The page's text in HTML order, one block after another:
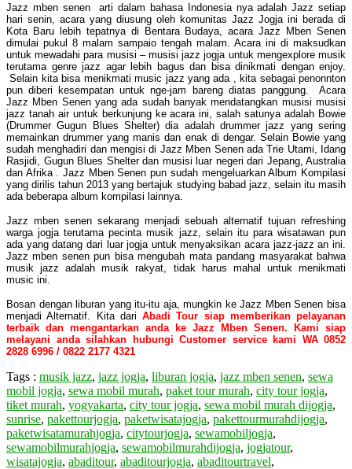
Jazz mben senen arti dalam bahasa Indonesia nya adalah Jazz setiap
hari senin, acara yang diusung oleh komunitas Jazz Jogja ini berada di
Kota Baru lebih tepatnya di Bentara Budaya, acara Jazz Mben Senen
dimulai pukul 8 malam sampaio tengah malam. Acara ini di maksudkan
untuk mewadahi para musisi – musisi jazz jogja untuk mengexplore musik
terutama genre jazz agar lebih bagus dan bisa dinikmati dengan enjoy.
Selain kita bisa menikmati music jazz yang ada , kita sebagai penonnton
pun diberi kesempatan untuk nge-jam bareng diatas panggung. Acara
Jazz Mben Senen yang ada sudah banyak mendatangkan musisi musisi
jazz tanah air untuk berkunjung ke acara ini, salah satunya adalah Bowie
(Drummer Gugun Blues Shelter) dia adalah drummer jazz yang sering
memainkan drummer yang manis dan enak di dengar. Selain Bowie yang
sudah menghadiri dan mengisi di Jazz Mben Senen ada Trie Utami, Idang
Rasjidi, Gugun Blues Shelter dan musisi luar negeri dari Jepang, Australia
dan Afrika . Jazz Mben Senen pun sudah mengeluarkan Album Kompilasi
yang dirilis tahun 2013 yang bertajuk studying babad jazz, selain itu masih
ada beberapa album kompilasi lainnya.
Jazz mben senen sekarang menjadi sebuah alternatif tujuan refreshing
warga jogja terutama pecinta musik jazz, selain itu para wisatawan pun
ada yang datang dari luar jogja untuk menyaksikan acara jazz-jazz an ini.
Jazz mben senen pun bisa mengubah mata pandang masyarakat bahwa
musik jazz adalah musik rakyat, tidak harus mahal untuk menikmati
music ini.
Bosan dengan liburan yang itu-itu aja, mungkin ke Jazz Mben Senen bisa
menjadi Alternatif. Kita dari Abadi Tour siap memberikan pelayanan
terbaik dan mengantarkan anda ke Jazz Mben Senen. Kami siap
melayani anda silahkan hubungi Customer service kami WA 0852
2828 6996 / 0822 2177 4321
Tags : musik jazz, jazz jogja, liburan jogja, jazz mben senen, sewa
mobil jogja, sewa mobil murah, paket tour murah, city tour jogja,
tiket murah, yogyakarta, city tour jogja, sewa mobil murah dijogja,
sunrise, pakettourjogja, paketwisatajogja, pakettourmurahdijogja,
paketwisatamurahjogja, citytourjogja, sewamobiljogja,
sewamobilmurahjogja, sewamobilmurahdijogja, jogjatour,
wisatajogja, abaditour, abaditourjogja, abaditourtravel,